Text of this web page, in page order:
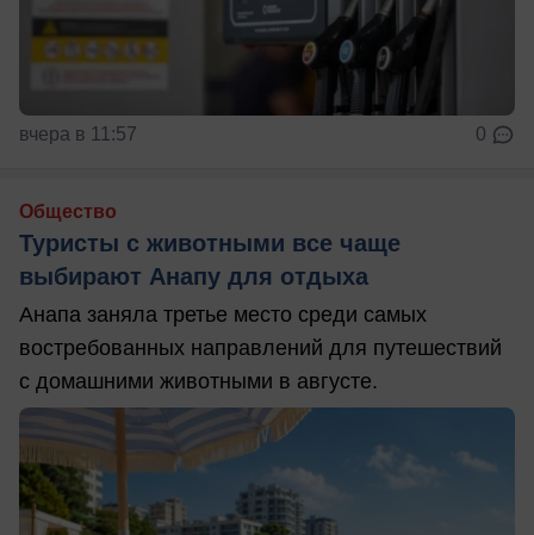
вчера в 11:57 0
Общество
Туристы с животными все чаще
выбирают Анапу для отдыха
Анапа заняла третье место среди самых
востребованных направлений для путешествий
с домашними животными в августе.